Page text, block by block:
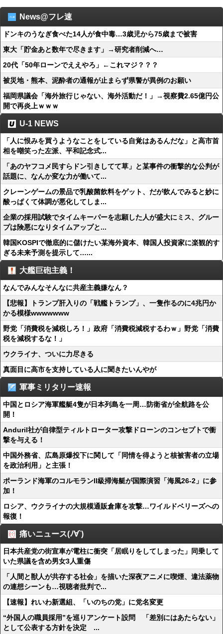
News@フレ速
ドンキのうなぎ食べた14人が食中毒…3歳児から75歳まで被害
東大「貯金あと数年で尽きます」→研究者削減へ…
20代「50年ローンでええやろ」←これマジ？？？
被災地・熊本、泥酔者の通報が止まらず県警が異例のお願い
福岡県議会「海外旅行じゃない、海外活動だ！」→視察費2.65億円公
開で再炎上ｗｗｗ
U-1 NEWS
「人に恨みを買うようなことをしている自覚はあるんだな」と高市首
相を嘲笑った左派、平和記念式...
「あのヤフコメ民すらドン引きしてて草」と某事件の衝撃的な公判が
話題に、なんか変な力が働いて...
クレーンゲームの景品で乳酸菌飲料をゲット、だが飲んでみると妙に
酸っぱくて体調が悪化してしま...
企業の採用試験でタイムキーパーを志願した人が盛大にミス、グルー
プは険悪になりタイムアップと...
韓国KOSPIで徹底的に儲けたい某海外資本、韓国人投資家に楽観的す
ぎる未来予測を提示して…...
大艦巨砲主義！
なんでみんなそんなに共産主義嫌なん？
【悲報】トランプ肝入りの「戦艦トランプ」、一隻作るのに4兆円か
かる模様wwwwwww
野党「消費税を減税しろ！」政府「消費税減税するわｗ」野党「消費
税を減税するな！」
ウクライナ、ついに力尽きる
真面目に高市を支持している人に聞きたいんやが
軍事ミリタリー速報
中国とロシア海軍艦艇4隻が日本列島を一周…防衛省が全航路を公
開！
Anduril社が自律型ティルトローター攻撃ドローンのコンセプトで衝
撃を与える！
中国外務省、広島原爆投下に関して「同情を得ようと核被害者の立場
を政治利用」と主張！
ポーランド海軍のコルモランII級掃海艇が国際演習「海風26-2」に参
加！
ロシア、ウクライナの大規模通販倉庫を攻撃…ワイルドベリーズへの
報復！
痛いニュース(ﾉ∀`)
日本共産党の街宣車が電柱に衝突「居眠りをしてしまった」同乗して
いた県議を含め男女3人重傷
「人間と獣人が共存する社会」を描いた深夜アニメに喫煙、違法薬物
の連想シーンも…視聴者批判で...
【速報】れいわ新選組、「いのちの党」に党名変更
“外国人の職員採用”を巡りアンケート設問 「差別にはあたらない」
として公表する方針を決定 ...